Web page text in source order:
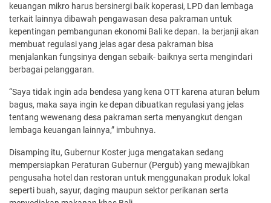
keuangan mikro harus bersinergi baik koperasi, LPD dan lembaga
terkait lainnya dibawah pengawasan desa pakraman untuk
kepentingan pembangunan ekonomi Bali ke depan. Ia berjanji akan
membuat regulasi yang jelas agar desa pakraman bisa
menjalankan fungsinya dengan sebaik- baiknya serta mengindari
berbagai pelanggaran.
“Saya tidak ingin ada bendesa yang kena OTT karena aturan belum
bagus, maka saya ingin ke depan dibuatkan regulasi yang jelas
tentang wewenang desa pakraman serta menyangkut dengan
lembaga keuangan lainnya,” imbuhnya.
Disamping itu, Gubernur Koster juga mengatakan sedang
mempersiapkan Peraturan Gubernur (Pergub) yang mewajibkan
pengusaha hotel dan restoran untuk menggunakan produk lokal
seperti buah, sayur, daging maupun sektor perikanan serta